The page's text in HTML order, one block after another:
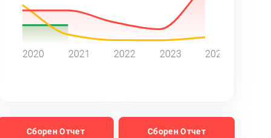
2020 2021 2022 2023 2024
Сборен Отчет Сборен Отчет